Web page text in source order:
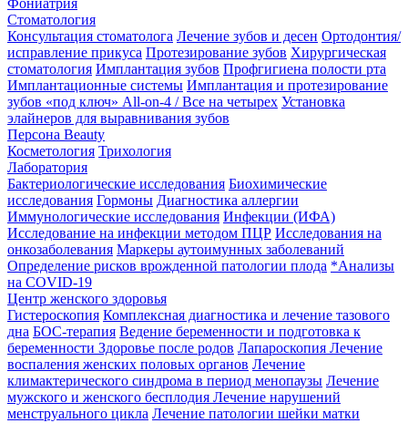
Стоматология
Консультация стоматолога Лечение зубов и десен Ортодонтия/
исправление прикуса Протезирование зубов Хирургическая
стоматология Имплантация зубов Профгигиена полости рта
Имплантационные системы Имплантация и протезирование
зубов «под ключ» All-on-4 / Все на четырех Установка
элайнеров для выравнивания зубов
Персона Beauty
Косметология Трихология
Лаборатория
Бактериологические исследования Биохимические
исследования Гормоны Диагностика аллергии
Иммунологические исследования Инфекции (ИФА)
Исследование на инфекции методом ПЦР Исследования на
онкозаболевания Маркеры аутоимунных заболеваний
Определение рисков врожденной патологии плода *Анализы
на COVID-19
Центр женского здоровья
Гистероскопия Комплексная диагностика и лечение тазового
дна БОС-терапия Ведение беременности и подготовка к
беременности Здоровье после родов Лапароскопия Лечение
воспаления женских половых органов Лечение
климактерического синдрома в период менопаузы Лечение
мужского и женского бесплодия Лечение нарушений
менструального цикла Лечение патологии шейки матки